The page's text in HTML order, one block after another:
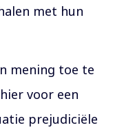
met hun
mening toe te
voor een
prejudiciële